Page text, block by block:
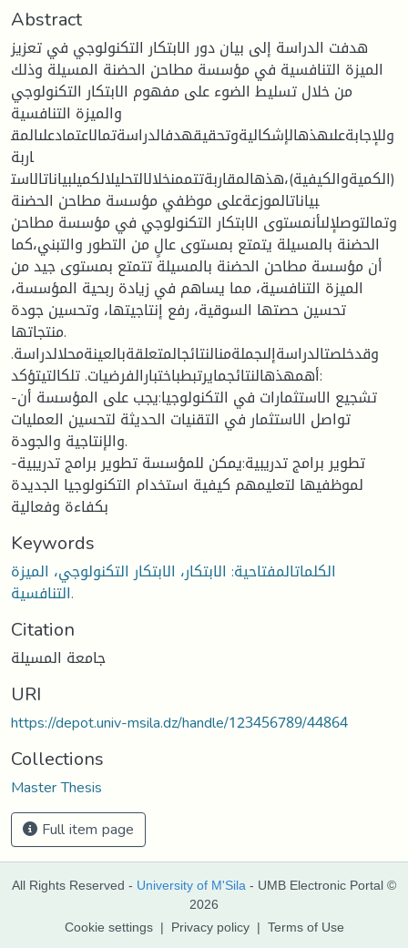
Abstract
هدفت الدراسة إلى بيان دور الابتكار التكنولوجي في تعزيز
الميزة التنافسية في مؤسسة مطاحن الحضنة المسيلة وذلك
من خلال تسليط الضوء على مفهوم الابتكار التكنولوجي
والميزة التنافسية
وللإجابةعلىهذهالإشكاليةوتحقيقهدفالدراسةتمالاعتمادعلىالمق
اربة
(الكميةوالكيفية)،هذهالمقاربةتتممنخلالالتحليلالكميلبياناتالاست
بياناتالموزعةعلى موظفي مؤسسة مطاحن الحضنة
وتمالتوصلإلىأنمستوى الابتكار التكنولوجي في مؤسسة مطاحن
الحضنة بالمسيلة يتمتع بمستوى عالٍ من التطور والتبني،كما
أن مؤسسة مطاحن الحضنة بالمسيلة تتمتع بمستوى جيد من
الميزة التنافسية، مما يساهم في زيادة ربحية المؤسسة،
تحسين حصتها السوقية، رفع إنتاجيتها، وتحسين جودة
منتجاتها.
وقدخلصتالدراسةإلىجملةمنالنتائجالمتعلقةبالعينةمحلالدراسة.
أهمهذهالنتائجمايرتبطباختبارالفرضيات. تلكالتيتؤكد:
-تشجيع الاستثمارات في التكنولوجيا:يجب على المؤسسة أن
تواصل الاستثمار في التقنيات الحديثة لتحسين العمليات
والإنتاجية والجودة.
-تطوير برامج تدريبية:يمكن للمؤسسة تطوير برامج تدريبية
لموظفيها لتعليمهم كيفية استخدام التكنولوجيا الجديدة
بكفاءة وفعالية
Keywords
الكلماتالمفتاحية: الابتكار، الابتكار التكنولوجي، الميزة
التنافسية.
Citation
جامعة المسيلة
URI
https://depot.univ-msila.dz/handle/123456789/44864
Collections
Master Thesis
Full item page
All Rights Reserved - University of M'Sila - UMB Electronic Portal ©
2026
Cookie settings | Privacy policy | Terms of Use